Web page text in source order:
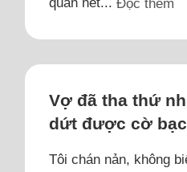
Đọc thêm
Vợ đã tha thứ
dứt được cờ bạc
Tôi chán nản, không